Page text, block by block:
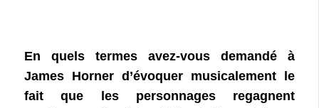
En quels termes avez-vous demandé à
James Horner d’évoquer musicalement le
fait que les personnages regagnent